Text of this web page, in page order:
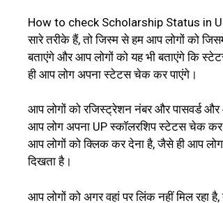
How to check Scholarship Status in
सारे तरीके हैं, तो जिस्म से हम आप लोगों को
बताएंगे और आप लोगों को यह भी बताएंगे कि
ही आप लोग अपना स्टेटस चेक कर पाएंगे।
आप लोगों को रजिस्ट्रेशन नंबर और पासवर्ड
आप लोग अपना UP स्कॉलरशिप स्टेटस चेक कर
आप लोगों को क्लिक कर देना है, जैसे ही आप
दिखता है।
आप लोगों को अगर वहां पर लिंक नहीं मिल